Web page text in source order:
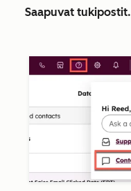
Saapuvat tukipostit.